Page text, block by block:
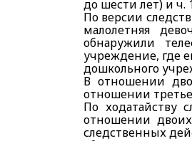
до шести лет) и ч.
По версии
малолетняя
обнаружили
учреждение, где
дошкольного
В отношении
отношении
По ходатайству
отношении
следственных